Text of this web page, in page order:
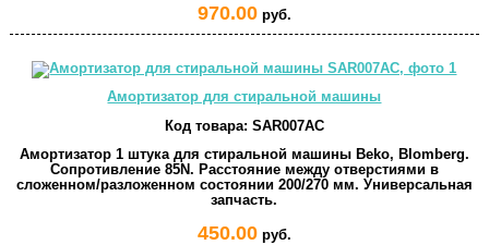
970.00руб.
Амортизатор для стиральной машины
Код товара: SAR007AC
Амортизатор 1 штука для стиральной машины Beko, Blomberg.
Сопротивление 85N. Расстояние между отверстиями в
сложенном/разложенном состоянии 200/270 мм. Универсальная
запчасть.
450.00руб.